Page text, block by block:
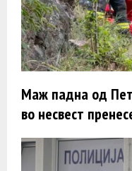
Маж падна од
во несвест